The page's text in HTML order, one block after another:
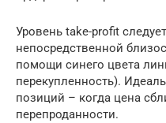
Уровень take-profit
непосредственной
помощи синего цвета
перекупленность).
позиций – когда цена
перепроданности.